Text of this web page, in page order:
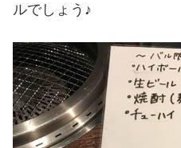
ルでしょう♪